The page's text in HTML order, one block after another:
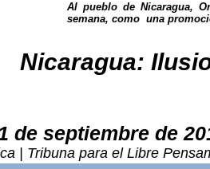
Al pueblo de Nicaragua,
semana, como una
Nicaragua:
de septiembre de
| Tribuna para el Libre